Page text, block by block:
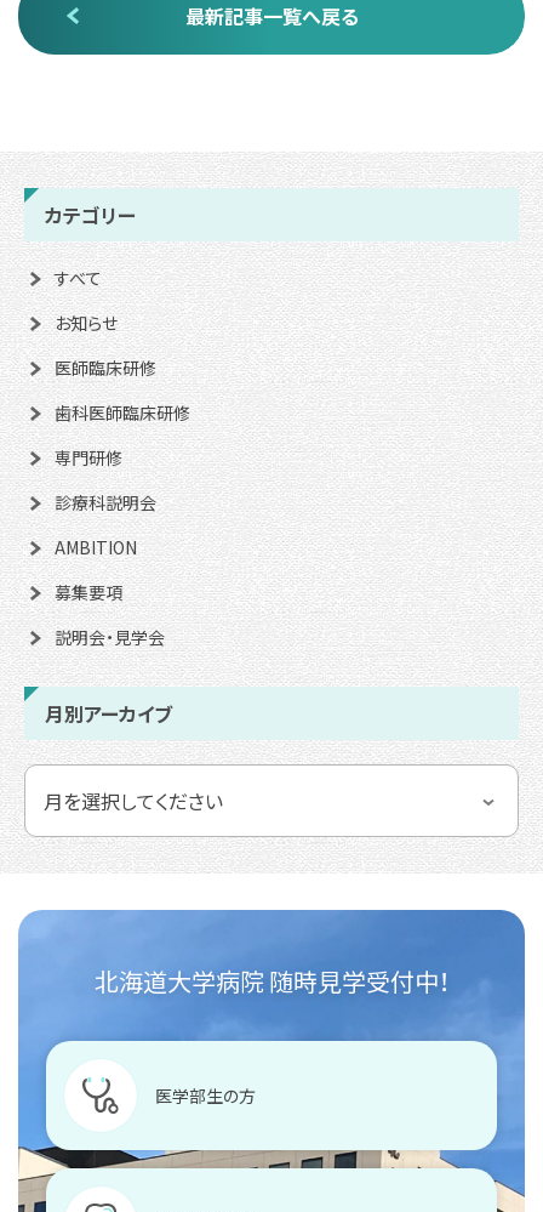
最新記事一覧へ戻る
カテゴリー
すべて
お知らせ
医師臨床研修
歯科医師臨床研修
専門研修
診療科説明会
AMBITION
募集要項
説明会・見学会
月別アーカイブ
北海道大学病院 随時見学受付中！
医学部生の方